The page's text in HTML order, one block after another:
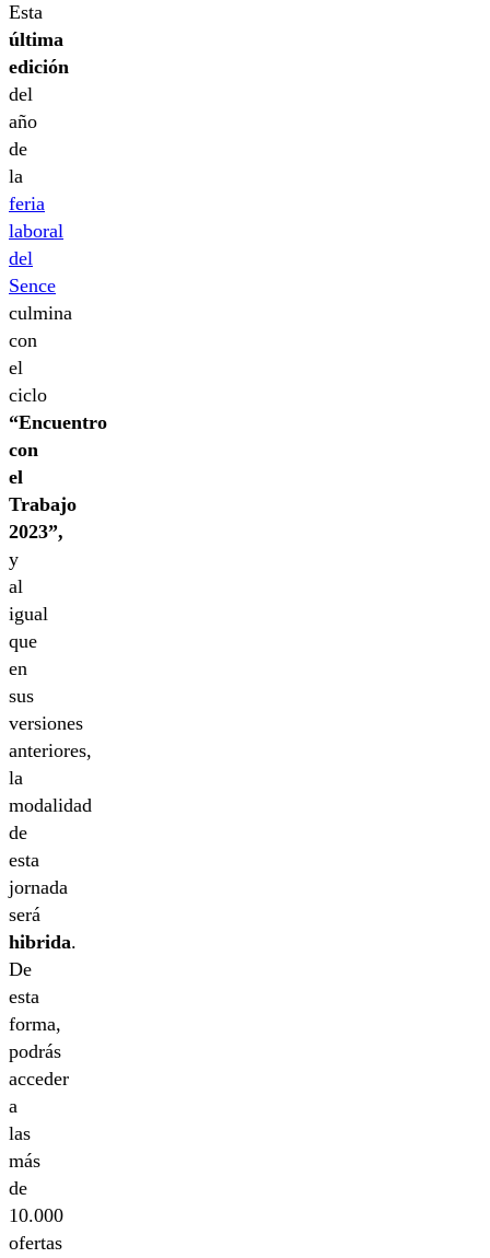
Esta
última
edición
del
año
de
la
feria
laboral
del
Sence
culmina
con
el
ciclo
“Encuentro
con
el
Trabajo
2023”,
y
al
igual
que
en
sus
versiones
anteriores,
la
modalidad
de
esta
jornada
será
hibrida.
De
esta
forma,
podrás
acceder
a
las
más
de
10.000
ofertas